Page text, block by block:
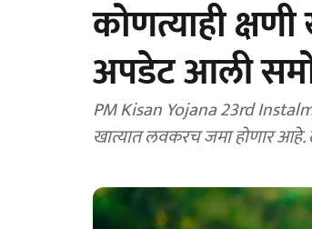
कोणत्याही
अपडेट आली
PM Kisan Yojana 23rd
खात्यात लवकरच जमा होणार आहे.